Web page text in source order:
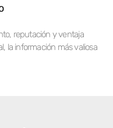
reputación y ventaja
la información más valiosa